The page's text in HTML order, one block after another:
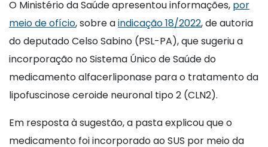
O Ministério da Saúde apresentou informações, por
meio de ofício, sobre aindicação 18/2022, de autoria
do deputado Celso Sabino (PSL-PA), que sugeriu a
incorporação no Sistema Único de Saúde do
medicamento alfacerliponase para o tratamento da
lipofuscinose ceroide neuronal tipo 2 (CLN2).
Em resposta à sugestão, a pasta explicou que o
medicamento foi incorporado ao SUS por meio da